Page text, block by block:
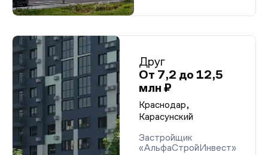
Друг
От 7,2 до 12,5
млн ₽
Краснодар,
Карасунский
Застройщик
«АльфаСтройИнвест»